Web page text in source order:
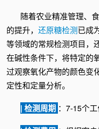
随着农业精准管理、
的提升，还原糖检测已成
等领域的常规检测项目，
在碱性条件下，将特定的
过观察氧化产物的颜色变
定性和定量分析。
| 检测周期 ：7-15个